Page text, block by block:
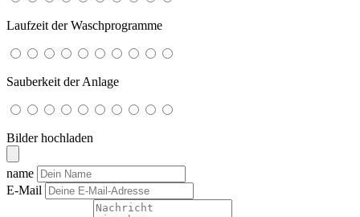
Laufzeit der Waschprogramme
Sauberkeit der Anlage
Bilder hochladen
name
E-Mail